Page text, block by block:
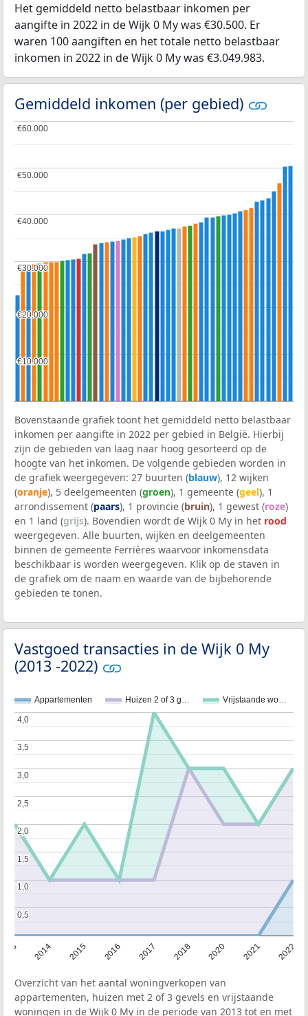
Het gemiddeld netto belastbaar inkomen per
aangifte in 2022 in de Wijk 0 My was €30.500. Er
waren 100 aangiften en het totale netto belastbaar
inkomen in 2022 in de Wijk 0 My was €3.049.983.
Gemiddeld inkomen (per gebied)
€10.000
€10.000
€20.000
€20.000
€30.000
€30.000
€40.000
€40.000
€50.000
€50.000
€60.000
€60.000
Bovenstaande grafiek toont het gemiddeld netto belastbaar
inkomen per aangifte in 2022 per gebied in België. Hierbij
zijn de gebieden van laag naar hoog gesorteerd op de
hoogte van het inkomen. De volgende gebieden worden in
de grafiek weergegeven: 27 buurten (blauw), 12 wijken
(oranje), 5 deelgemeenten (groen), 1 gemeente (geel), 1
arrondissement (paars), 1 provincie (bruin), 1 gewest (roze)
en 1 land (grijs). Bovendien wordt de Wijk 0 My in het rood
weergegeven. Alle buurten, wijken en deelgemeenten
binnen de gemeente Ferrières waarvoor inkomensdata
beschikbaar is worden weergegeven. Klik op de staven in
de grafiek om de naam en waarde van de bijbehorende
gebieden te tonen.
Vastgoed transacties in de Wijk 0 My
(2013 -2022)
Appartementen Huizen 2 of 3 g… Vrijstaande wo…
2014 2015 2016 2017 2018 2020 2021 2022
0,5
0,5
1,0
1,0
1,5
1,5
2,0
2,0
2,5
2,5
3,0
3,0
3,5
3,5
4,0
4,0
Overzicht van het aantal woningverkopen van
appartementen, huizen met 2 of 3 gevels en vrijstaande
woningen in de Wijk 0 My in de periode van 2013 tot en met